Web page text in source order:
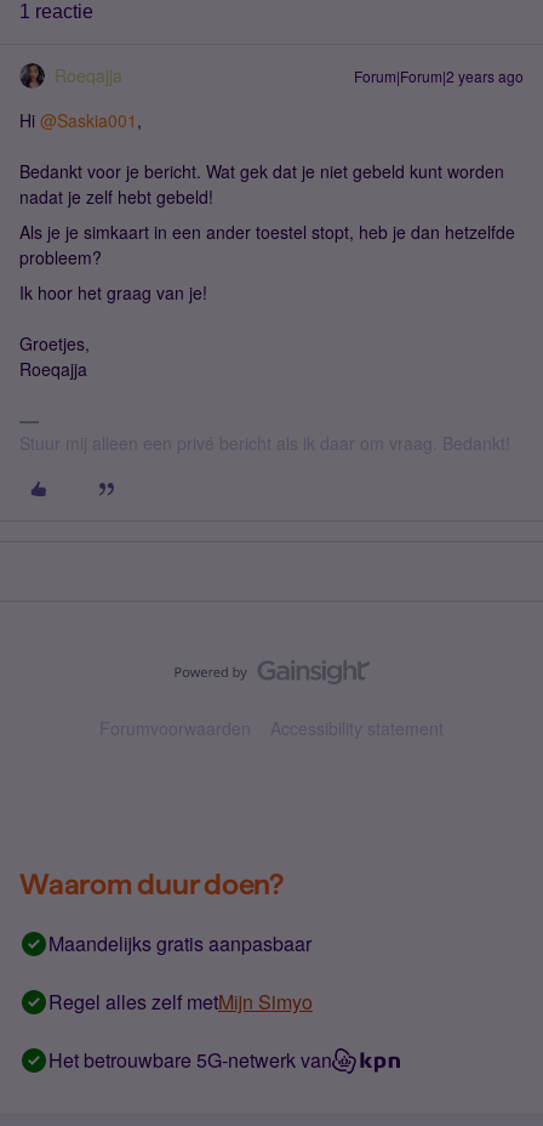
1 reactie
Roeqajja Forum|Forum|2 years ago
Hi @Saskia001 ,
Bedankt voor je bericht. Wat gek dat je niet gebeld kunt worden
nadat je zelf hebt gebeld!
Als je je simkaart in een ander toestel stopt, heb je dan hetzelfde
probleem?
Ik hoor het graag van je!
Groetjes,
Roeqajja
Stuur mij alleen een privé bericht als ik daar om vraag. Bedankt!
Forumvoorwaarden Accessibility statement
Waarom duur doen?
Maandelijks gratis aanpasbaar
Regel alles zelf metMijn Simyo
Het betrouwbare 5G-netwerk van